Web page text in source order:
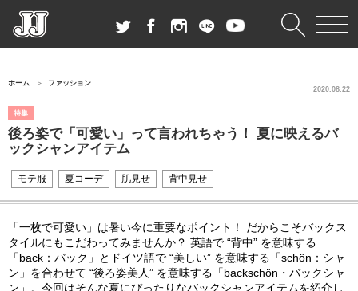
ホーム ファッション
特集
後ろ姿で「可愛い」って言われちゃう！ 夏に映えるバ
ックシャンアイテム
2020.08.22
モテ服 夏コーデ 肌見せ 背中見せ
「一枚で可愛い」は暑い今に重要なポイント！ だからこそバックス
タイルにもこだわってみませんか？ 英語で “背中” を意味する
「 back： バック」とドイツ語で “美しい” を意味する「schön： シャ
ン」を合わせて “後ろ姿美人” を意味する「 backschön・ バックシャ
ン」。今回はそんな夏にぴったりなバックシャンアイテムを紹介し